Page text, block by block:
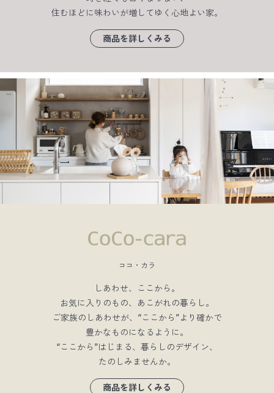
住むほどに味わいが増してゆく心地よい家。
商品を詳しくみる
ココ・カラ
しあわせ、ここから。
お気に入りのもの、あこがれの暮らし。
ご家族のしあわせが、“ここから”より確かで
豊かなものになるように。
“ここから”はじまる、暮らしのデザイン、
たのしみませんか。
商品を詳しくみる